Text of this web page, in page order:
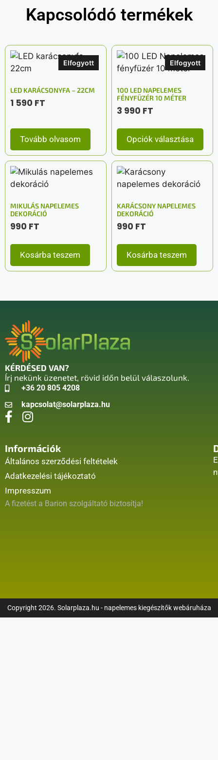
Kapcsolódó termékek
Elfogyott
LED KARÁCSONYFA – 22CM
1 590 FT
Tovább olvasom
Elfogyott
100 LED NAPELEMES
FÉNYFÜZÉR 10 MÉTER
3 990 FT
Opciók választása
MIKULÁS NAPELEMES
DEKORÁCIÓ
990 FT
Kosárba teszem
KARÁCSONY NAPELEMES
DEKORÁCIÓ
990 FT
Kosárba teszem
KÉRDÉSED VAN?
Írj nekünk üzenetet, rövid időn belül válaszolunk.
+36 20 805 4208
kapcsolat@solarplaza.hu
Információk
Általános szerződési feltételek
Adatkezelési tájékoztató
Impresszum
A fizetést a Barion szolgáltató biztosítja!
Copyright 2026. Solarplaza.hu - napelemes kiegészítők webáruháza